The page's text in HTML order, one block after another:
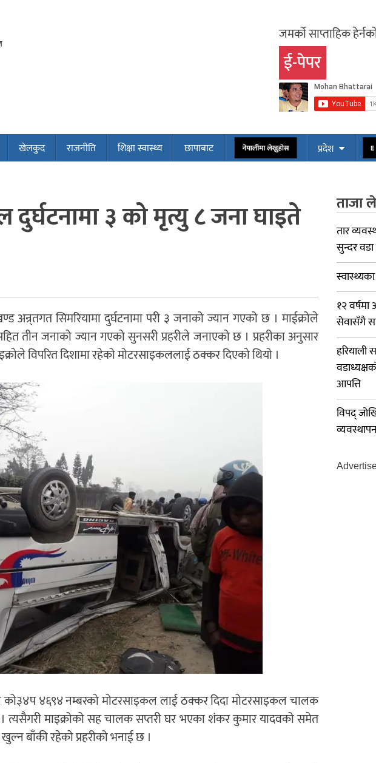
जमर्को साप्ताहिक
ई-पेपर
खेलकुद राजनीति शिक्षा स्वास्थ्य छापाबाट नेपालीमा लेख्नुहोस प्रदेश
दुर्घटनामा ३ को मृत्यु ८ जना घाइते
सिमरियामा दुर्घटनामा परी ३ जनाको ज्यान गएको छ । माईक्रोले
तीन जनाको ज्यान गएको सुनसरी प्रहरीले जनाएको छ । प्रहरीका अनुसार
विपरित दिशामा रहेको मोटरसाइकललाई ठक्कर दिएको थियो ।
को३४प ४६९४ नम्बरको मोटरसाइकल लाई ठक्कर दिदा मोटरसाइकल चालक
माइक्रोको सह चालक सप्तरी घर भएका शंकर कुमार यादवको समेत
बाँकी रहेको प्रहरीको भनाई छ ।
ताजा
तार
सुन्दर
१२
सेवासँगै
हरियाली
आपत्ति
विपद्